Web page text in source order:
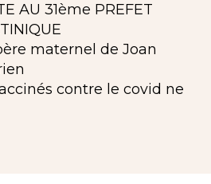
AU 31ème PREFET
maternel de Joan
contre le covid ne